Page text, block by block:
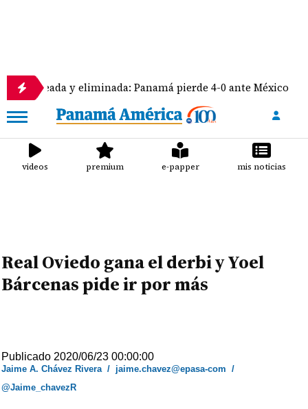
y eliminada: Panamá pierde 4-0 ante México
videos premium e-papper mis noticias
Real Oviedo gana el derbi y Yoel
Bárcenas pide ir por más
Publicado 2020/06/23 00:00:00
Jaime A. Chávez Rivera/ jaime.chavez@epasa-com /
@Jaime_chavezR